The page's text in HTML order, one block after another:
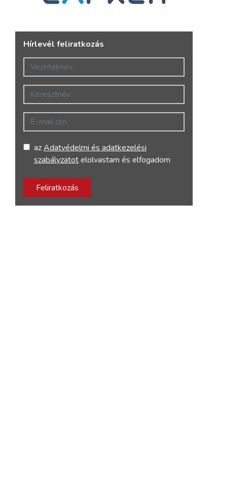
Hírlevél feliratkozás
Vezetéknév
Keresztnév
E-mail cím
azAdatvédelmi és adatkezelési
szabályzatotelolvastam és elfogadom
Feliratkozás